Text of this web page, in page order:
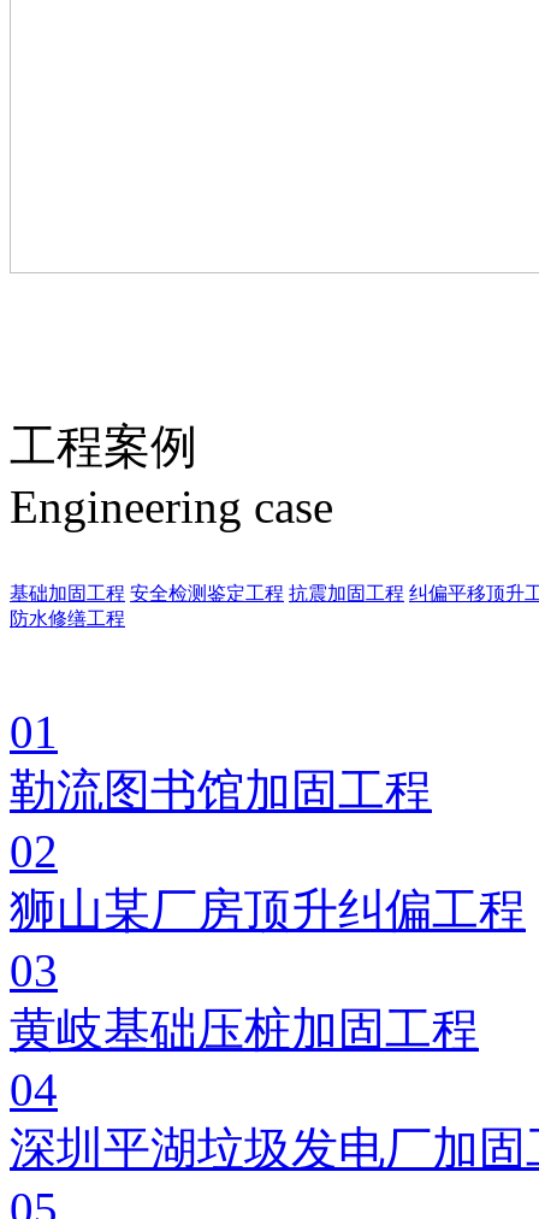
工程案例
Engineering case
基础加固工程 安全检测鉴定工程 抗震加固工程 纠偏平移顶升
防水修缮工程
01
勒流图书馆加固工程
02
狮山某厂房顶升纠偏工程
03
黄岐基础压桩加固工程
04
深圳平湖垃圾发电厂加固